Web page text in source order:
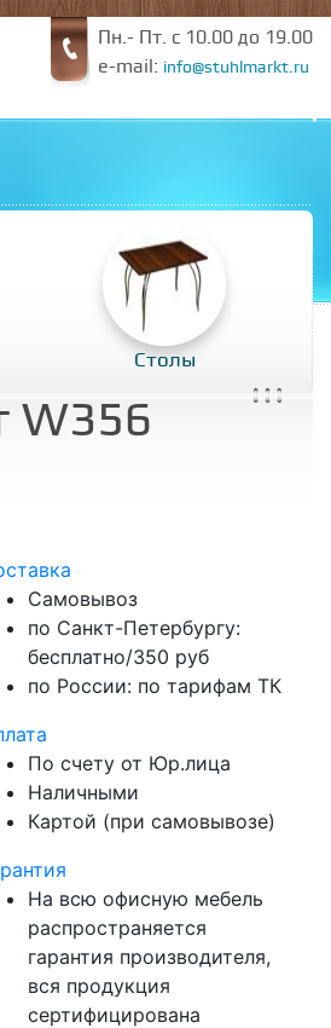
Пн.- Пт. с 10.00 до 19.00
e-mail: info@stuhlmarkt.ru
Столы
W356
Самовывоз
по Санкт-Петербургу:
бесплатно/350 руб
по России: по тарифам ТК
По счету от Юр.лица
Наличными
Картой (при самовывозе)
На всю офисную мебель
распространяется
гарантия производителя,
вся продукция
сертифицирована